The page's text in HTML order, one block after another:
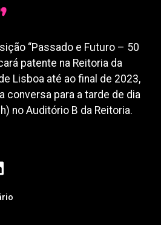
“Passado e Futuro – 50
patente na Reitoria da
Lisboa até ao final de 2023,
conversa para a tarde de dia
no Auditório B da Reitoria.